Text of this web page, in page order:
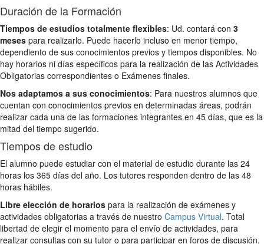
Duración de la Formación
Tiempos de estudios totalmente flexibles: Ud. contará con 3
meses para realizarlo. Puede hacerlo incluso en menor tiempo,
dependiento de sus conocimientos previos y tiempos disponibles. No
hay horarios ni días específicos para la realización de las Actividades
Obligatorias correspondientes o Exámenes finales.
Nos adaptamos a sus conocimientos: Para nuestros alumnos que
cuentan con conocimientos previos en determinadas áreas, podrán
realizar cada una de las formaciones integrantes en 45 días, que es la
mitad del tiempo sugerido.
Tiempos de estudio
El alumno puede estudiar con el material de estudio durante las 24
horas los 365 días del año. Los tutores responden dentro de las 48
horas hábiles.
Libre elección de horarios para la realización de exámenes y
actividades obligatorias a través de nuestro Campus Virtual. Total
libertad de elegir el momento para el envío de actividades, para
realizar consultas con su tutor o para participar en foros de discusión.